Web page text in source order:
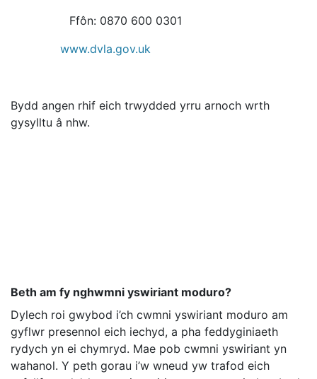
Ffôn: 0870 600 0301
www.dvla.gov.uk
Bydd angen rhif eich trwydded yrru arnoch wrth
gysylltu â nhw.
Beth am fy nghwmni yswiriant moduro?
Dylech roi gwybod i’ch cwmni yswiriant moduro am
gyflwr presennol eich iechyd, a pha feddyginiaeth
rydych yn ei chymryd. Mae pob cwmni yswiriant yn
wahanol. Y peth gorau i’w wneud yw trafod eich